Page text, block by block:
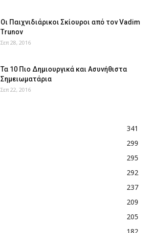
Οι Παιχνιδιάρικοι Σκίουροι από τον Vadim
Trunov
Σεπ 28, 2016
Τα 10 Πιο Δημιουργικά και Ασυνήθιστα
Σημειωματάρια
Σεπ 22, 2016
341
299
295
292
237
209
205